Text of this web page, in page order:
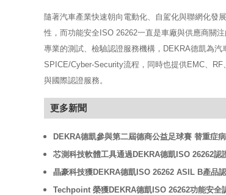
隨著汽車產業快速朝向電動化、自駕化與聯網化發
性，而功能安全ISO 26262一直是車廠與供應商關
專業的測試、檢驗認證服務機構，DEKRA德凱為
SPICE/Cyber-Security流程，同時也提供EMC、
與國際認證服務。
更多新聞
DEKRA德凱參與第二屆德商公益足球賽 替重症
芯測科技軟體工具通過DEKRA德凱ISO 26262認
晶豪科技獲DEKRA德凱ISO 26262 ASIL B產品
Techpoint 榮獲DEKRA德凱ISO 26262功能安